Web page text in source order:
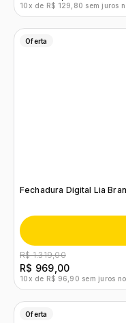
10x de R$ 129,80 sem juros
Oferta
Fechadura Digital Lia
R$ 1.319,00
R$ 969,00
10x de R$ 96,90 sem juros
Oferta